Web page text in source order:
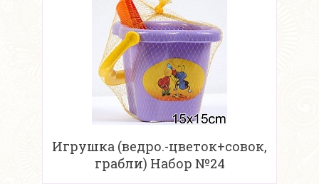
Игрушка (ведро.-цветок+совок,
грабли) Набор №24